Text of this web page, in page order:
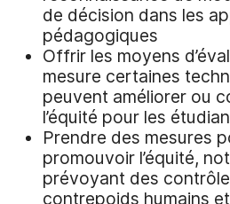
de décision dans les
pédagogiques
Offrir les moyens
mesure certaines
peuvent améliorer ou
l’équité pour les
Prendre des mesures
promouvoir l’équité,
prévoyant des
contrepoids humains